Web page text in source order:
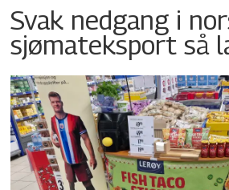
Svak nedgang i
sjømateksport så